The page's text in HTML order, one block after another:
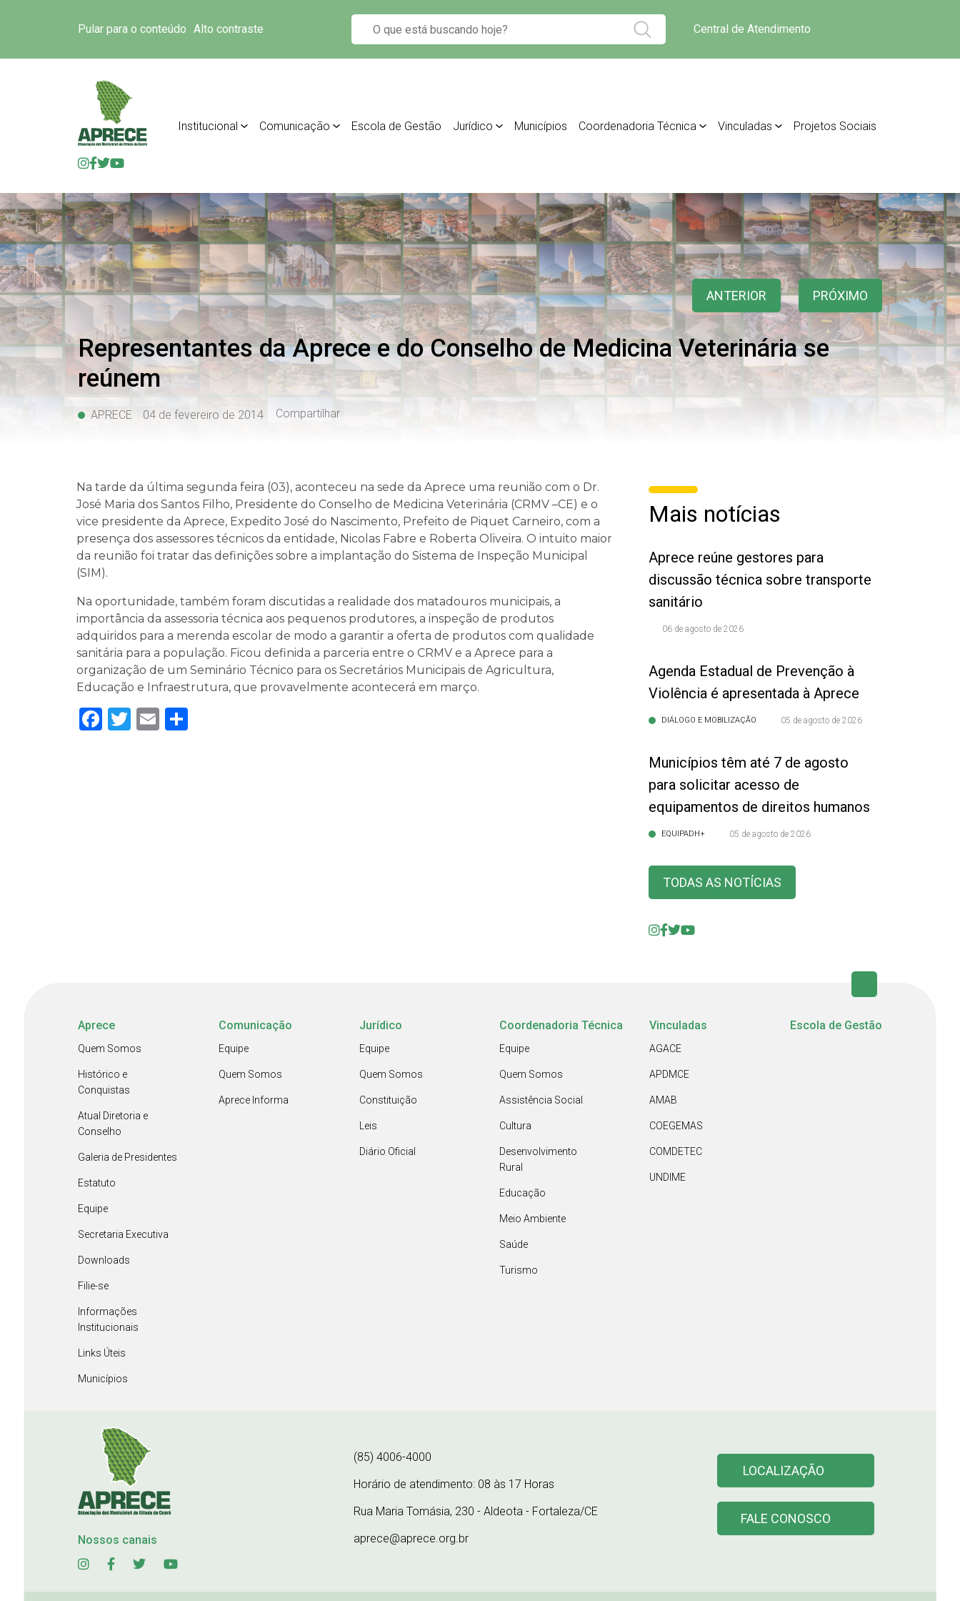
Pular para o conteúdo Alto contraste Central de Atendimento
Institucional Comunicação Escola de Gestão Jurídico Municípios Coordenadoria Técnica Vinculadas Projetos Sociais
ANTERIOR PRÓXIMO
Representantes da Aprece e do Conselho de Medicina Veterinária se
reúnem
APRECE 04 de fevereiro de 2014 Compartilhar
Na tarde da última segunda feira (03), aconteceu na sede da Aprece uma reunião com o Dr.
José Maria dos Santos Filho, Presidente do Conselho de Medicina Veterinária (CRMV –CE) e o
vice presidente da Aprece, Expedito José do Nascimento, Prefeito de Piquet Carneiro, com a
presença dos assessores técnicos da entidade, Nicolas Fabre e Roberta Oliveira. O intuito maior
da reunião foi tratar das definições sobre a implantação do Sistema de Inspeção Municipal
(SIM).
Na oportunidade, também foram discutidas a realidade dos matadouros municipais, a
importância da assessoria técnica aos pequenos produtores, a inspeção de produtos
adquiridos para a merenda escolar de modo a garantir a oferta de produtos com qualidade
sanitária para a população. Ficou definida a parceria entre o CRMV e a Aprece para a
organização de um Seminário Técnico para os Secretários Municipais de Agricultura,
Educação e Infraestrutura, que provavelmente acontecerá em março.
Facebook
Twitter
Email
Mais notícias
Aprece reúne gestores para
discussão técnica sobre transporte
sanitário
06 de agosto de 2026
Agenda Estadual de Prevenção à
Violência é apresentada à Aprece
DIÁLOGO E MOBILIZAÇÃO 05 de agosto de 2026
Municípios têm até 7 de agosto
para solicitar acesso de
equipamentos de direitos humanos
EQUIPADH+ 05 de agosto de 2026
TODAS AS NOTÍCIAS
Aprece
Quem Somos
Histórico e
Conquistas
Atual Diretoria e
Conselho
Galeria de Presidentes
Estatuto
Equipe
Secretaria Executiva
Downloads
Filie-se
Informações
Institucionais
Links Úteis
Municípios
Comunicação
Equipe
Quem Somos
Aprece Informa
Jurídico
Equipe
Quem Somos
Constituição
Leis
Diário Oficial
Coordenadoria Técnica
Equipe
Quem Somos
Assistência Social
Cultura
Desenvolvimento
Rural
Educação
Meio Ambiente
Saúde
Turismo
Vinculadas
AGACE
APDMCE
AMAB
COEGEMAS
COMDETEC
UNDIME
Escola de Gestão
Nossos canais
(85) 4006-4000
Horário de atendimento: 08 às 17 Horas
Rua Maria Tomásia, 230 - Aldeota - Fortaleza/CE
aprece@aprece.org.br
LOCALIZAÇÃO
FALE CONOSCO